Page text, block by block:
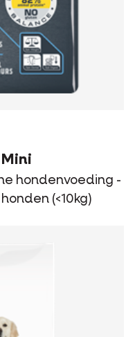
hondenvoeding -
(<10kg)